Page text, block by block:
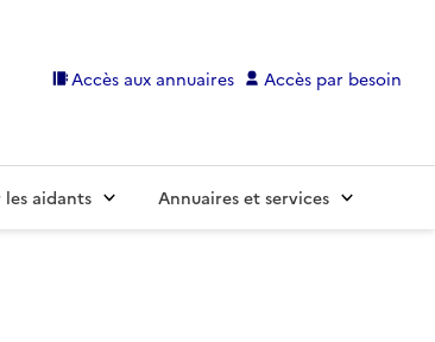
Accès aux annuaires Accès par besoin
aidants Annuaires et services